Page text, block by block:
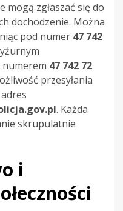
mogą zgłaszać się do
dochodzenie. Można
pod numer 47 742
47 742 72
przesyłania
. Każda
skrupulatnie
i